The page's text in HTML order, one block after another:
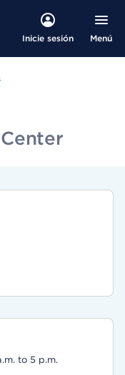
Inicie sesión Menú
to 5 p.m.